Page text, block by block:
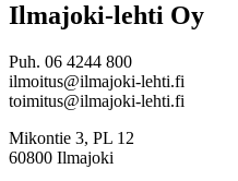
Ilmajoki-lehti Oy
Puh. 06 4244 800
ilmoitus@ilmajoki-lehti.fi
toimitus@ilmajoki-lehti.fi
Mikontie 3, PL 12
60800 Ilmajoki